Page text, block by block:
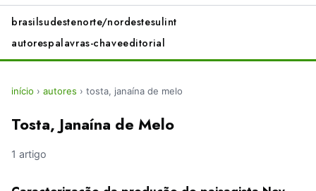
brasilsudestenorte/nordestesulint
autorespalavras-chaveeditorial
início › autores › tosta, janaína de melo
Tosta, Janaína de Melo
1 artigo